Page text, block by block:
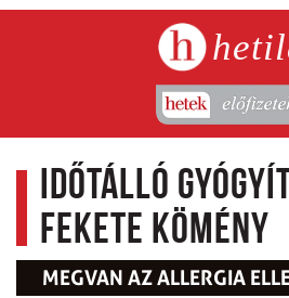
Időtálló
fekete kömény
MEGVAN AZ ALLERGIA